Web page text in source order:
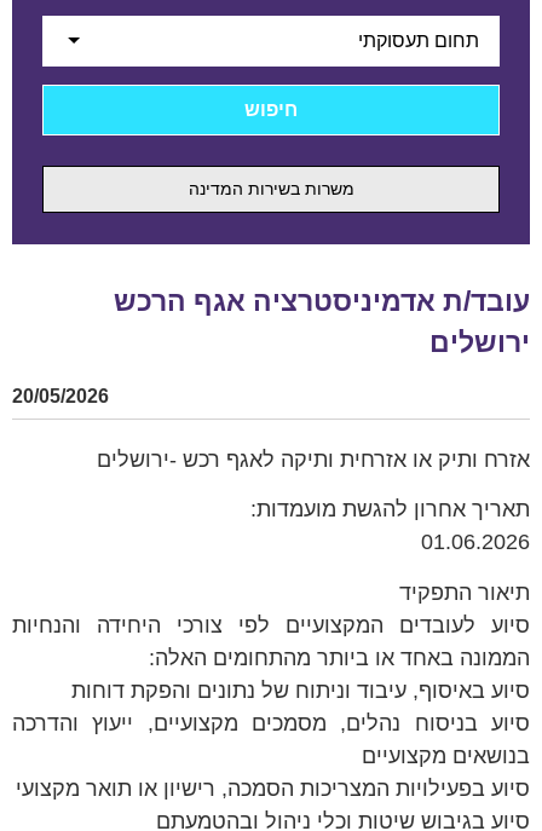
תחום תעסוקתי
משרות בשירות המדינה
עובד/ת אדמיניסטרציה אגף הרכש
ירושלים
20/05/2026
אזרח ותיק או אזרחית ותיקה לאגף רכש -ירושלים
תאריך אחרון להגשת מועמדות:
01.06.2026
תיאור התפקיד
סיוע לעובדים המקצועיים לפי צורכי היחידה והנחיות
הממונה באחד או ביותר מהתחומים האלה:
סיוע באיסוף, עיבוד וניתוח של נתונים והפקת דוחות
סיוע בניסוח נהלים, מסמכים מקצועיים, ייעוץ והדרכה
בנושאים מקצועיים
סיוע בפעילויות המצריכות הסמכה, רישיון או תואר מקצועי
סיוע בגיבוש שיטות וכלי ניהול ובהטמעתם